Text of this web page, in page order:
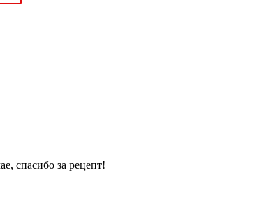
спасибо за рецепт!